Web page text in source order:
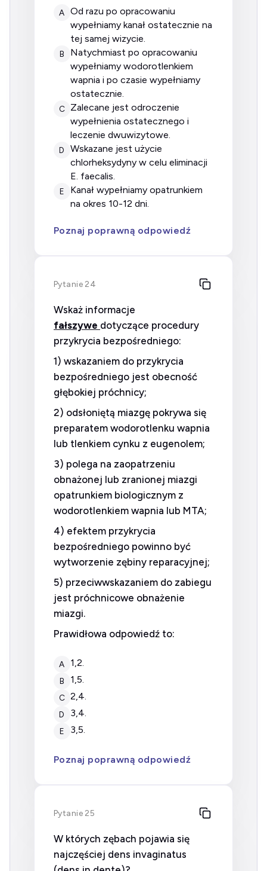
A
od razu po opracowaniu
wypełniamy kanał ostatecznie na
tej samej wizycie.
B
natychmiast po opracowaniu
wypełniamy wodorotlenkiem
wapnia i po czasie wypełniamy
ostatecznie.
C
zalecane jest odroczenie
wypełnienia ostatecznego i
leczenie dwuwizytowe.
D
wskazane jest użycie
chlorheksydyny w celu eliminacji
E. faecalis.
E
kanał wypełniamy opatrunkiem
na okres 10-12 dni.
Poznaj poprawną odpowiedź
Pytanie 24
Wskaż informacje
fałszywe dotyczące procedury
przykrycia bezpośredniego:
1) wskazaniem do przykrycia
bezpośredniego jest obecność
głębokiej próchnicy;
2) odsłoniętą miazgę pokrywa się
preparatem wodorotlenku wapnia
lub tlenkiem cynku z eugenolem;
3) polega na zaopatrzeniu
obnażonej lub zranionej miazgi
opatrunkiem biologicznym z
wodorotlenkiem wapnia lub MTA;
4) efektem przykrycia
bezpośredniego powinno być
wytworzenie zębiny reparacyjnej;
5) przeciwwskazaniem do zabiegu
jest próchnicowe obnażenie
miazgi.
Prawidłowa odpowiedź to:
A 1,2.
B 1,5.
C 2,4.
D 3,4.
E 3,5.
Poznaj poprawną odpowiedź
Pytanie 25
W których zębach pojawia się
najczęściej dens invaginatus